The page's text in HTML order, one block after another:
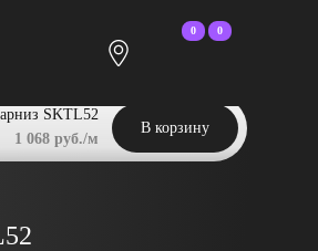
0 0
SKTL52
1 068 руб./м
В корзину